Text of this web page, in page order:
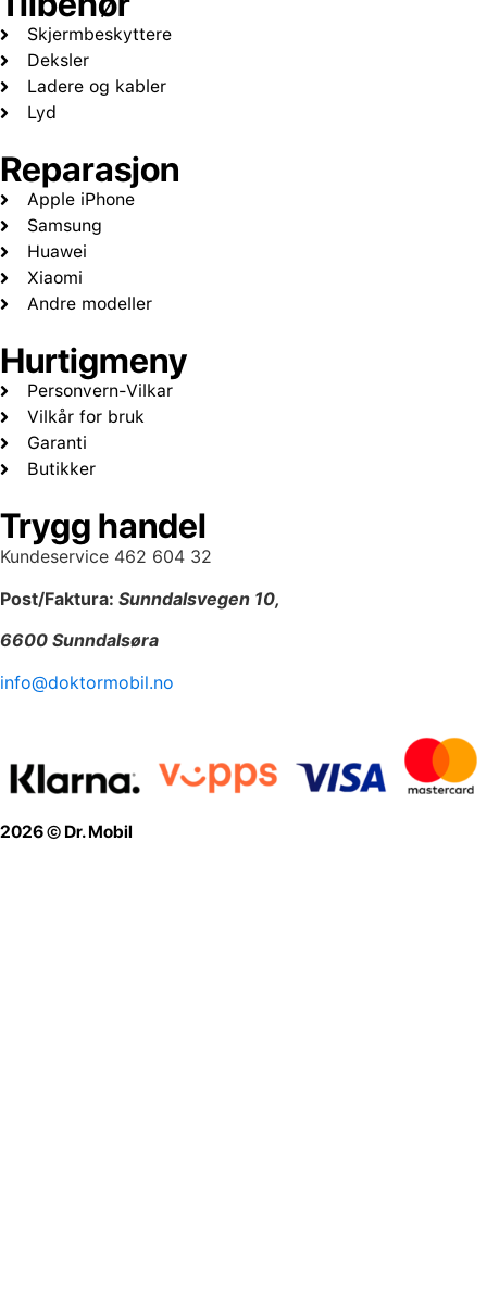
Skjermbeskyttere
Deksler
Ladere og kabler
Lyd
Reparasjon
Apple iPhone
Samsung
Huawei
Xiaomi
Andre modeller
Hurtigmeny
Personvern-Vilkar
Vilkår for bruk
Garanti
Butikker
Trygg handel
Kundeservice 462 604 32
Post/Faktura: Sunndalsvegen 10,
6600 Sunndalsøra
info@doktormobil.no
2026 © Dr. Mobil